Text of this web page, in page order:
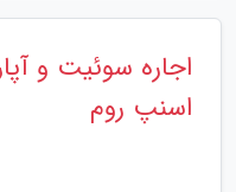
اجاره سوئیت و
اسنپ روم